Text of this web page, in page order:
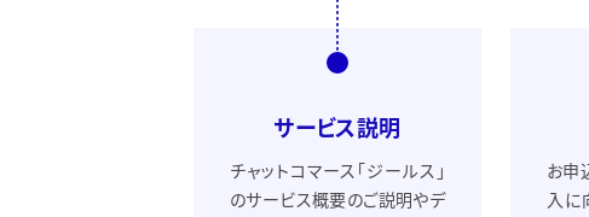
サービス説明
チャットコマース「ジールス」
のサービス概要のご説明やデ
お申
入